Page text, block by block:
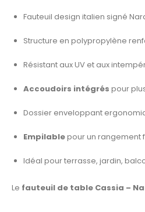
Fauteuil design italien signé
Structure en polypropylène
Résistant aux UV et aux
Accoudoirs intégrés pour
Dossier enveloppant
Empilablepour un rangement
Idéal pour terrasse, jardin,
Le fauteuil de table Cassia –